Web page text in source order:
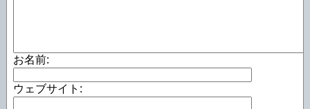
お名前:
ウェブサイト: